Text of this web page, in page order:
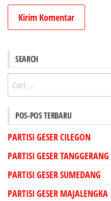
SEARCH
Cari
untuk:
POS-POS TERBARU
PARTISI GESER CILEGON
PARTISI GESER TANGGERANG
PARTISI GESER SUMEDANG
PARTISI GESER MAJALENGKA